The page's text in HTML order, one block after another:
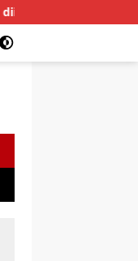
meningkatkan